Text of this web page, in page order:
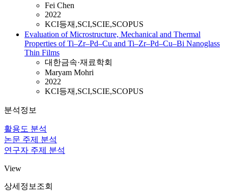
Fei Chen
2022
KCI등재,SCI,SCIE,SCOPUS
Evaluation of Microstructure, Mechanical and Thermal
Properties of Ti–Zr–Pd–Cu and Ti–Zr–Pd–Cu–Bi Nanoglass
Thin Films
대한금속·재료학회
Maryam Mohri
2022
KCI등재,SCI,SCIE,SCOPUS
분석정보
활용도 분석
논문 주제 분석
연구자 주제 분석
View
상세정보조회